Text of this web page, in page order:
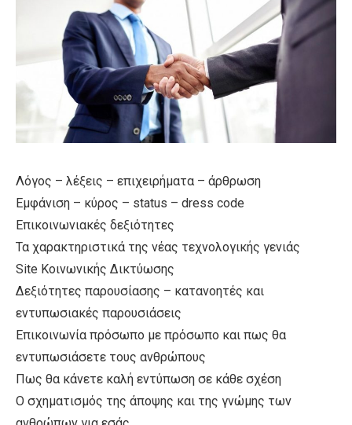
Λόγος – λέξεις – επιχειρήματα – άρθρωση
Εμφάνιση – κύρος – status – dress code
Επικοινωνιακές δεξιότητες
Τα χαρακτηριστικά της νέας τεχνολογικής γενιάς
Site Κοινωνικής Δικτύωσης
Δεξιότητες παρουσίασης – κατανοητές και
εντυπωσιακές παρουσιάσεις
Επικοινωνία πρόσωπο με πρόσωπο και πως θα
εντυπωσιάσετε τους ανθρώπους
Πως θα κάνετε καλή εντύπωση σε κάθε σχέση
Ο σχηματισμός της άποψης και της γνώμης των